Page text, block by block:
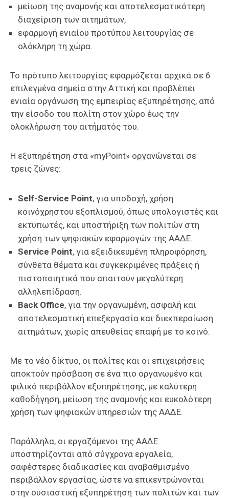
μείωση της αναμονής και αποτελεσματικότερη
διαχείριση των αιτημάτων,
εφαρμογή ενιαίου προτύπου λειτουργίας σε
ολόκληρη τη χώρα.
Το πρότυπο λειτουργίας εφαρμόζεται αρχικά σε 6
επιλεγμένα σημεία στην Αττική και προβλέπει
ενιαία οργάνωση της εμπειρίας εξυπηρέτησης, από
την είσοδο του πολίτη στον χώρο έως την
ολοκλήρωση του αιτήματός του.
Η εξυπηρέτηση στα «myPoint» οργανώνεται σε
τρεις ζώνες:
Self-Service Point, για υποδοχή, χρήση
κοινόχρηστου εξοπλισμού, όπως υπολογιστές και
εκτυπωτές, και υποστήριξη των πολιτών στη
χρήση των ψηφιακών εφαρμογών της ΑΑΔΕ.
Service Point, για εξειδικευμένη πληροφόρηση,
σύνθετα θέματα και συγκεκριμένες πράξεις ή
πιστοποιητικά που απαιτούν μεγαλύτερη
αλληλεπίδραση.
Back Office, για την οργανωμένη, ασφαλή και
αποτελεσματική επεξεργασία και διεκπεραίωση
αιτημάτων, χωρίς απευθείας επαφή με το κοινό.
Με το νέο δίκτυο, οι πολίτες και οι επιχειρήσεις
αποκτούν πρόσβαση σε ένα πιο οργανωμένο και
φιλικό περιβάλλον εξυπηρέτησης, με καλύτερη
καθοδήγηση, μείωση της αναμονής και ευκολότερη
χρήση των ψηφιακών υπηρεσιών της ΑΑΔΕ.
Παράλληλα, οι εργαζόμενοι της ΑΑΔΕ
υποστηρίζονται από σύγχρονα εργαλεία,
σαφέστερες διαδικασίες και αναβαθμισμένο
περιβάλλον εργασίας, ώστε να επικεντρώνονται
στην ουσιαστική εξυπηρέτηση των πολιτών και των